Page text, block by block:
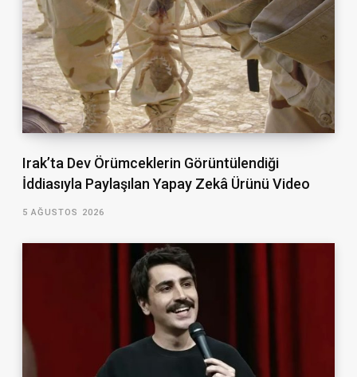
Irak’ta Dev Örümceklerin Görüntülendiği
İddiasıyla Paylaşılan Yapay Zekâ Ürünü Video
5 AĞUSTOS 2026